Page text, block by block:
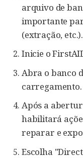
arquivo de
importante
(extração, etc.).
Inicie o
Abra o banco
carregamento.
Após a
habilitará
reparar e
Escolha